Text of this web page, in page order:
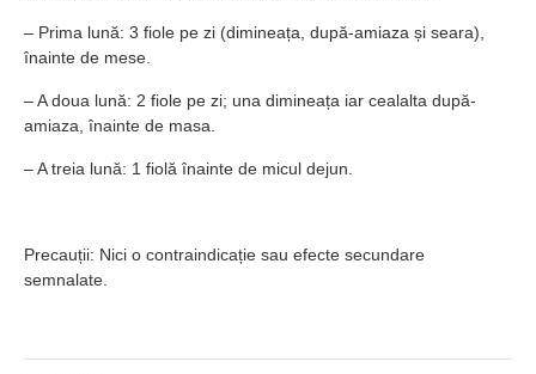
– Prima lună: 3 fiole pe zi (dimineața, după-amiaza și seara),
înainte de mese.
– A doua lună: 2 fiole pe zi; una dimineața iar cealalta după-
amiaza, înainte de masa.
– A treia lună: 1 fiolă înainte de micul dejun.
Precauții: Nici o contraindicație sau efecte secundare
semnalate.